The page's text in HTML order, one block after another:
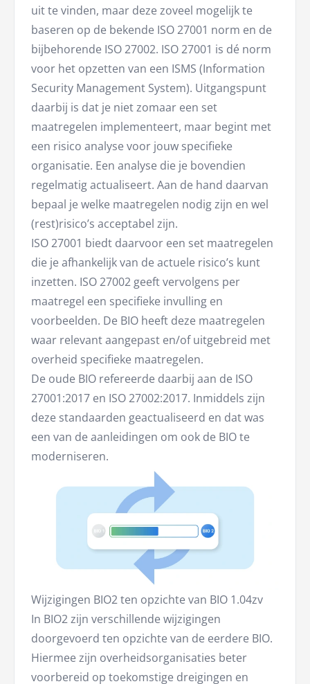
uit te vinden, maar deze zoveel mogelijk te
baseren op de bekende ISO 27001 norm en de
bijbehorende ISO 27002. ISO 27001 is dé norm
voor het opzetten van een ISMS (Information
Security Management System). Uitgangspunt
daarbij is dat je niet zomaar een set
maatregelen implementeert, maar begint met
een risico analyse voor jouw specifieke
organisatie. Een analyse die je bovendien
regelmatig actualiseert. Aan de hand daarvan
bepaal je welke maatregelen nodig zijn en wel
(rest)risico’s acceptabel zijn.
ISO 27001 biedt daarvoor een set maatregelen
die je afhankelijk van de actuele risico’s kunt
inzetten. ISO 27002 geeft vervolgens per
maatregel een specifieke invulling en
voorbeelden. De BIO heeft deze maatregelen
waar relevant aangepast en/of uitgebreid met
overheid specifieke maatregelen.
De oude BIO refereerde daarbij aan de ISO
27001:2017 en ISO 27002:2017. Inmiddels zijn
deze standaarden geactualiseerd en dat was
een van de aanleidingen om ook de BIO te
moderniseren.
Wijzigingen BIO2 ten opzichte van BIO 1.04zv
In BIO2 zijn verschillende wijzigingen
doorgevoerd ten opzichte van de eerdere BIO.
Hiermee zijn overheidsorganisaties beter
voorbereid op toekomstige dreigingen en